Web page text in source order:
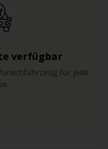
verfügbar
für jede